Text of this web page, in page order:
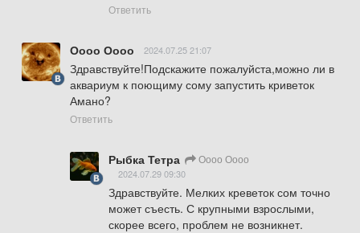
Ответить
Оооо Оооо 2024.07.25 21:07
Здравствуйте!Подскажите пожалуйста,можно ли в
аквариум к поющиму сому запустить криветок
Амано?
Ответить
Рыбка Тетра Оооо Оооо
2024.07.29 09:30
Здравствуйте. Мелких креветок сом точно
может съесть. С крупными взрослыми,
скорее всего, проблем не возникнет.